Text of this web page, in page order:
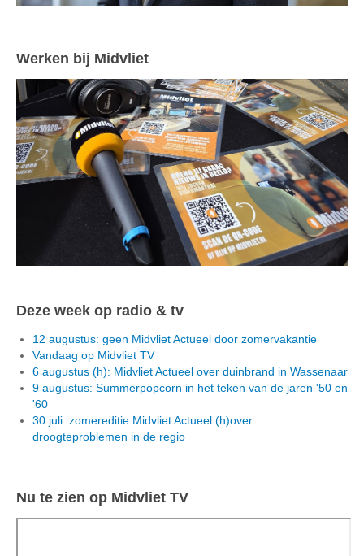
Werken bij Midvliet
Deze week op radio & tv
12 augustus: geen Midvliet Actueel door zomervakantie
Vandaag op Midvliet TV
6 augustus (h): Midvliet Actueel over duinbrand in Wassenaar
9 augustus: Summerpopcorn in het teken van de jaren '50 en
'60
30 juli: zomereditie Midvliet Actueel (h)over
droogteproblemen in de regio
Nu te zien op Midvliet TV